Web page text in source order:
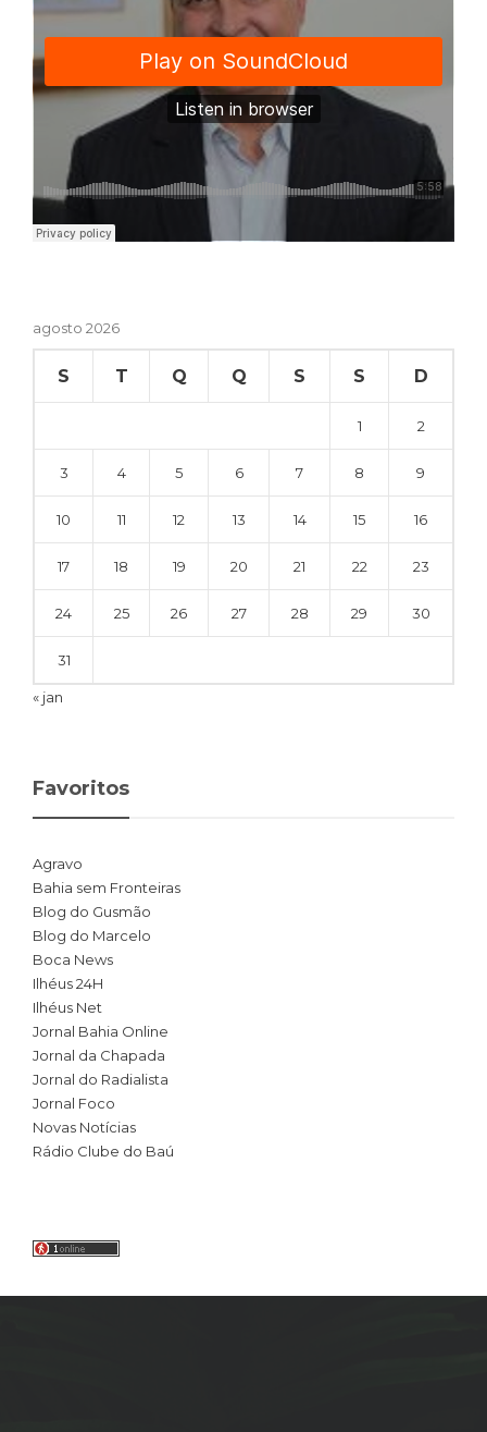
agosto 2026
S T Q Q S S D
1 2
3 4 5 6 7 8 9
10 11 12 13 14 15 16
17 18 19 20 21 22 23
24 25 26 27 28 29 30
31
« jan
Favoritos
Agravo
Bahia sem Fronteiras
Blog do Gusmão
Blog do Marcelo
Boca News
Ilhéus 24H
Ilhéus Net
Jornal Bahia Online
Jornal da Chapada
Jornal do Radialista
Jornal Foco
Novas Notícias
Rádio Clube do Baú